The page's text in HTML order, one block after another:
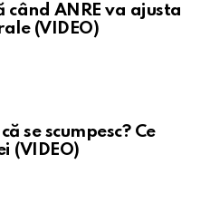
când ANRE va ajusta
(VIDEO)
se scumpesc? Ce
(VIDEO)